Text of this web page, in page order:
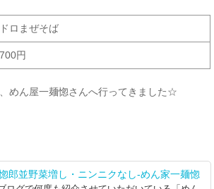
ドロまぜそば
700円
めん屋一麺惚さんへ行ってきました☆
郎並野菜増し・ニンニクなし-めん家一麺惚